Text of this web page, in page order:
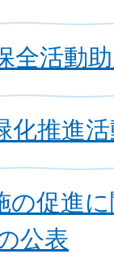
全活動
化推進
の促進
公表